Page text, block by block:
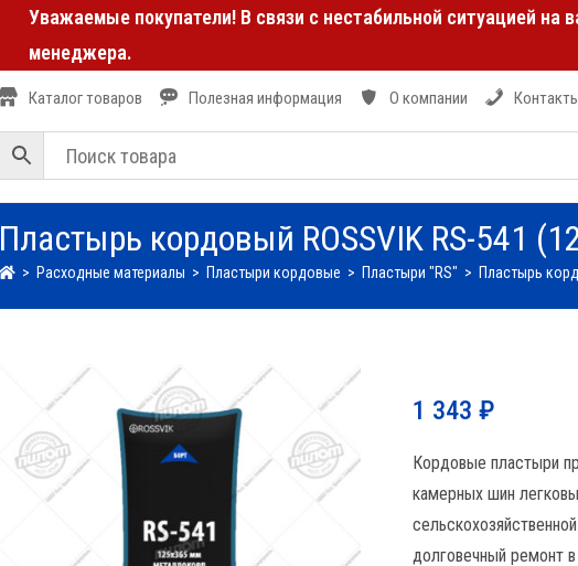
Уважаемые покупатели! В связи с нестабильной ситуацией
менеджера.
Каталог товаров Полезная информация О компании
Пластырь кордовый ROSSVIK RS-541
> Расходные материалы > Пластыри кордовые > Пластыри "RS" > Пластырь
1 343₽
Кордовые пластыри
камерных шин
долговечный ремонт